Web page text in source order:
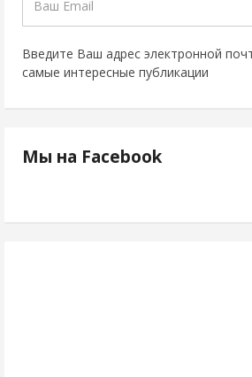
Введите Ваш адрес электронной
самые интересные публикации
Мы на Facebook